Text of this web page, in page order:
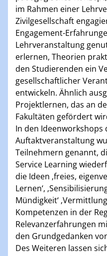
im Rahmen einer
Zivilgesellschaft
Engagement-
Lehrveranstaltung
erlernen, Theorien
den Studierenden ein
gesellschaftlicher
entwickeln. Ähnlich
Projektlernen, das an
Fakultäten gefördert
In den Ideenworkshops
Auftaktveranstaltung
Teilnehmern genannt,
Service Learning
die Ideen ‚freies,
Lernen‘,
Mündigkeit‘
Kompetenzen in der
Relevanzerfahrungen
den Grundgedanken
Des Weiteren lassen